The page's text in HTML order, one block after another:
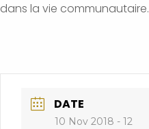
dans la vie communautaire.
DATE
10 Nov 2018 - 12